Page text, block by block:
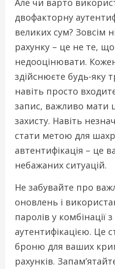
двофакторну
великих сум? Зовсім
рахунку – це не те,
недооцінювати.
здійснюєте будь-яку
навіть просто
запис, важливо мати
захисту. Навіть
стати метою для
автентифікація – це
небажаних ситуацій.
Не забувайте про
оновлень і
паролів у комбінації
аутентифікацією. Це
броню для ваших
рахунків.